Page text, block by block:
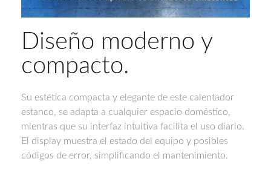
Diseño moderno y
compacto.
Su estética compacta y elegante de este calentador
estanco, se adapta a cualquier espacio doméstico,
mientras que su interfaz intuitiva facilita el uso diario.
El display muestra el estado del equipo y posibles
códigos de error, simplificando el mantenimiento.